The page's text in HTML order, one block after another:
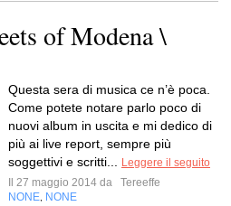
of Modena \
Questa sera di musica ce n’è poca.
Come potete notare parlo poco di
nuovi album in uscita e mi dedico di
più ai live report, sempre più
soggettivi e scritti...
Leggere il seguito
Il 27 maggio 2014 da
Tereeffe
NONE NONE